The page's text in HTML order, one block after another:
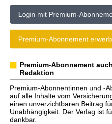
Login mit Premium-
Premium-Abonnement
Premium-Abonnement
Redaktion
Premium-Abonnentinnen und -
auf alle Inhalte vom
einen unverzichtbaren Beitrag
Unabhängigkeit. Der Verlag ist
dankbar.